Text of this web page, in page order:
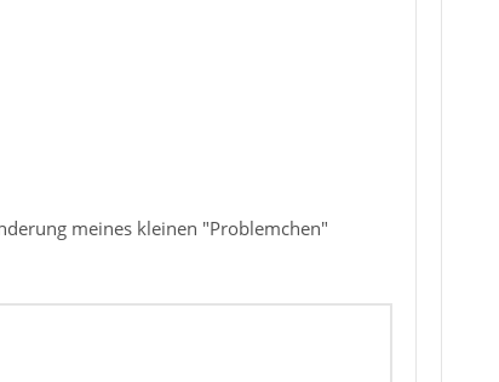
meines kleinen "Problemchen"